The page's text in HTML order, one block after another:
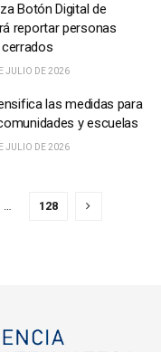
Botón Digital de
reportar personas
JULIO DE 2026
las medidas para
y escuelas
JULIO DE 2026
128